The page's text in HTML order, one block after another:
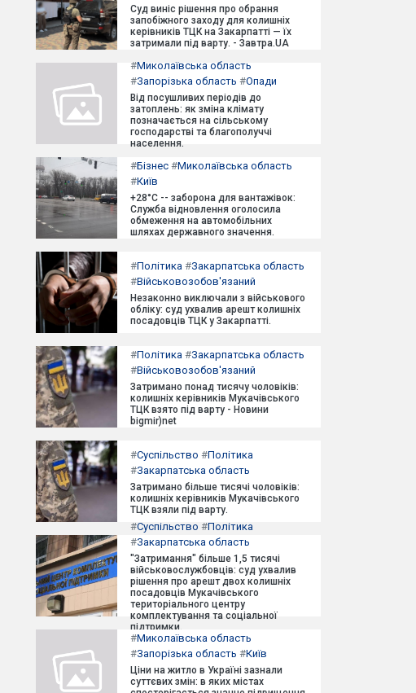
Суд виніс рішення про обрання
запобіжного заходу для колишніх
керівників ТЦК на Закарпатті — їх
затримали під варту. - Завтра.UA
#Миколаївська область
#Запорізька область #Опади
Від посушливих періодів до
затоплень: як зміна клімату
позначається на сільському
господарстві та благополуччі
населення.
#Бізнес #Миколаївська область
#Київ
+28°C -- заборона для вантажівок:
Служба відновлення оголосила
обмеження на автомобільних
шляхах державного значення.
#Політика #Закарпатська область
#Військовозобов'язаний
Незаконно виключали з військового
обліку: суд ухвалив арешт колишніх
посадовців ТЦК у Закарпатті.
#Політика #Закарпатська область
#Військовозобов'язаний
Затримано понад тисячу чоловіків:
колишніх керівників Мукачівського
ТЦК взято під варту - Новини
bigmir)net
#Суспільство #Політика
#Закарпатська область
Затримано більше тисячі чоловіків:
колишніх керівників Мукачівського
ТЦК взяли під варту.
#Суспільство #Політика
#Закарпатська область
"Затримання" більше 1,5 тисячі
військовослужбовців: суд ухвалив
рішення про арешт двох колишніх
посадовців Мукачівського
територіального центру
комплектування та соціальної
підтримки.
#Миколаївська область
#Запорізька область #Київ
Ціни на житло в Україні зазнали
суттєвих змін: в яких містах